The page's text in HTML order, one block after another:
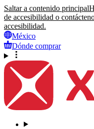
Saltar a contenido principal
de accesibilidad o
accesibilidad.
México
Dónde comprar